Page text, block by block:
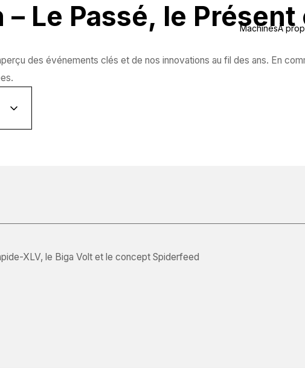
MachinesÀ
– Le Passé, le Présent
des événements clés et de nos innovations au fil des ans. En
XLV, le Biga Volt et le concept Spiderfeed